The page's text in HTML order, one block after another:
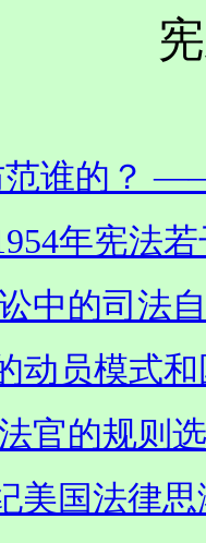
范谁的？
年宪法
讼中的司
动员模式
法官的规
美国法律